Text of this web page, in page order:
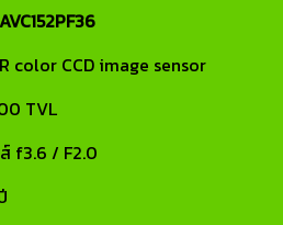
color CCD image sensor
TVL
f3.6 / F2.0